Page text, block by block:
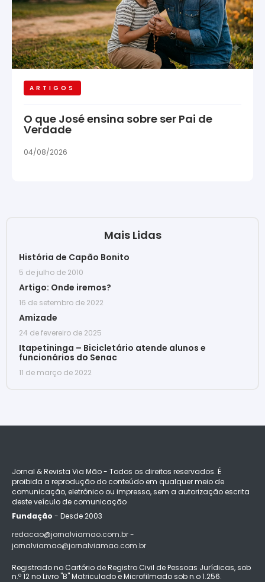
ARTIGOS
O que José ensina sobre ser Pai de
Verdade
04/08/2026
Mais Lidas
História de Capão Bonito
5 de julho de 2010
Artigo: Onde iremos?
16 de setembro de 2022
Amizade
24 de fevereiro de 2025
Itapetininga – Bicicletário atende alunos e
funcionários do Senac
11 de março de 2022
Jornal & Revista Via Mão - Todos os direitos reservados. É
proibida a reprodução do conteúdo em qualquer meio de
comunicação, eletrônico ou impresso, sem a autorização escrita
deste veículo de comunicação
Fundação - Desde 2003
redacao@jornalviamao.com.br -
jornalviamao@jornalviamao.com.br
Registrado no Cartório de Registro Civil de Pessoas Jurídicas, sob
n.º 12 no Livro "B" Matriculado e Microfilmado sob n.o 1.256.